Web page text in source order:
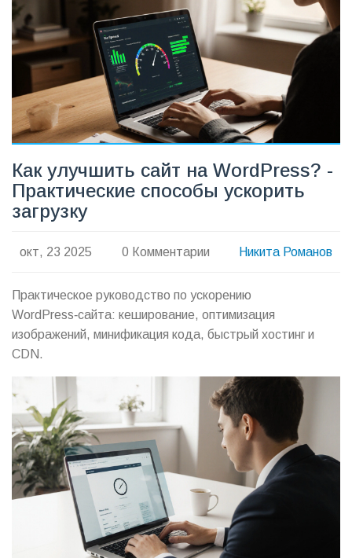
Как улучшить сайт на WordPress? -
Практические способы ускорить
загрузку
окт, 23 2025 0 Комментарии Никита Романов
Практическое руководство по ускорению
WordPress‑сайта: кеширование, оптимизация
изображений, минификация кода, быстрый хостинг и
CDN.